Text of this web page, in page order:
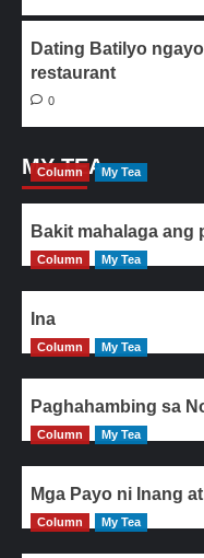
Dating Batilyo
restaurant
0
MY TEA
Column My Tea
Bakit mahalaga ang
Column My Tea
Ina
Column My Tea
Paghahambing sa
Column My Tea
Mga Payo ni Inang
Column My Tea